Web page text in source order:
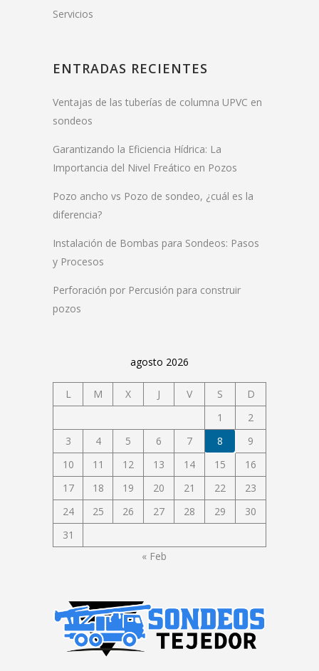
Servicios
ENTRADAS RECIENTES
Ventajas de las tuberías de columna UPVC en
sondeos
Garantizando la Eficiencia Hídrica: La
Importancia del Nivel Freático en Pozos
Pozo ancho vs Pozo de sondeo, ¿cuál es la
diferencia?
Instalación de Bombas para Sondeos: Pasos
y Procesos
Perforación por Percusión para construir
pozos
agosto 2026
L M X J V S
D
1
2
3
4 5 6 7 8
9
10
11 12 13 14 15
16
17
18 19 20 21 22
23
24
25 26 27 28 29
30
31
« Feb